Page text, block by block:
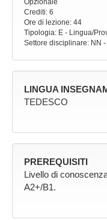
Opzionale
Crediti: 6
Ore di lezione: 44
Tipologia: E - Lingua/
Settore disciplinare: NN
LINGUA
TEDESCO
PREREQUISITI
Livello di
A2+/B1.